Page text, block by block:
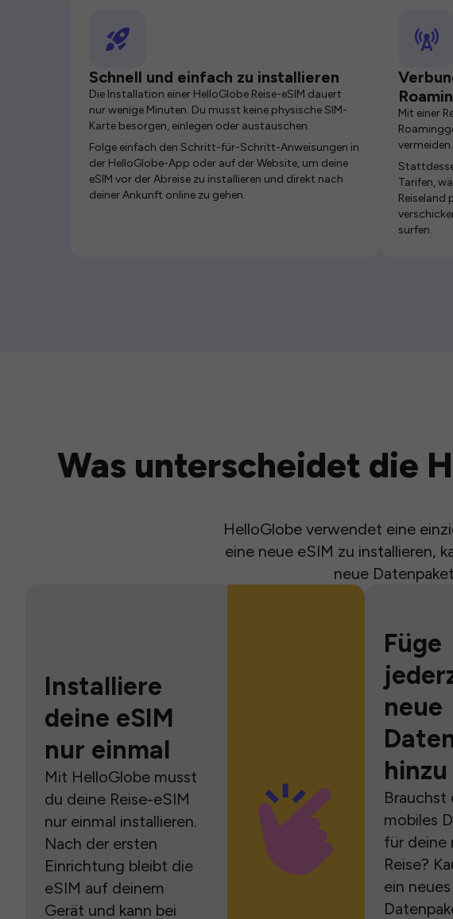
Schnell und einfach zu installieren
Die Installation einer HelloGlobe Reise-eSIM dauert
nur wenige Minuten. Du musst keine physische SIM-
Karte besorgen, einlegen oder austauschen.
Folge einfach den Schritt-für-Schritt-Anweisungen in
der HelloGlobe-App oder auf der Website, um deine
eSIM vor der Abreise zu installieren und direkt nach
deiner Ankunft online zu gehen.
Mit einer
vermeiden.
Tarifen,
Reiseland
surfen.
Was unterscheidet die
HelloGlobe verwendet eine
eine neue eSIM zu installieren,
neue
Installiere
deine eSIM
nur einmal
Mit HelloGlobe musst
du deine Reise-eSIM
nur einmal installieren.
Nach der ersten
Einrichtung bleibt die
eSIM auf deinem
Gerät und kann bei
Füge
neue
hinzu
Brauchst
mobiles
für deine
Reise?
ein